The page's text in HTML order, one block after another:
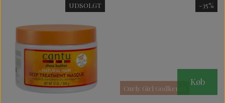
UDSOLGT -35%
Curly Girl Godkendt
Køb